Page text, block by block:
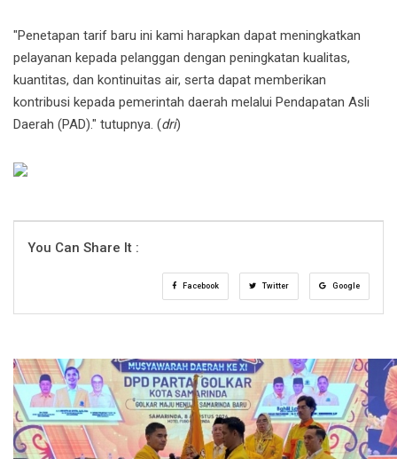
"Penetapan tarif baru ini kami harapkan dapat meningkatkan
pelayanan kepada pelanggan dengan peningkatan kualitas,
kuantitas, dan kontinuitas air, serta dapat memberikan
kontribusi kepada pemerintah daerah melalui Pendapatan Asli
Daerah (PAD)." tutupnya. (dri)
You Can Share It :
Facebook Twitter Google